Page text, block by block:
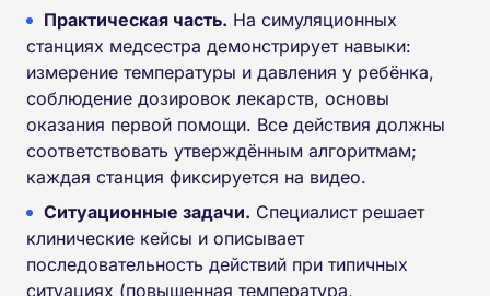
Практическая часть. На симуляционных
станциях медсестра демонстрирует навыки:
измерение температуры и давления у ребёнка,
соблюдение дозировок лекарств, основы
оказания первой помощи. Все действия должны
соответствовать утверждённым алгоритмам;
каждая станция фиксируется на видео.
Ситуационные задачи. Специалист решает
клинические кейсы и описывает
последовательность действий при типичных
ситуациях (повышенная температура,